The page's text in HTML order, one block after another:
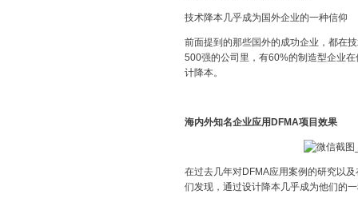
技术降本几乎成为国外企业的一种信仰
前面提到的那些国外的成功企业，都在
500强的公司里，有60%的制造型企业
计降本。
海内外知名企业应用DFMA项目效果
在过去几年对DFMA应用案例的研究以
们发现，通过设计降本几乎成为他们的